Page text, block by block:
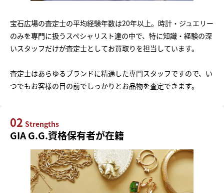
宝石広場の査定士の平均経験年数は20年以上。時計・ジュエリー
のみを専門に扱うスペシャリスト達の中で、特に知識・経験の深
いスタッフだけが査定士としてお買取りを担当しています。
査定士はあらゆるブランドに精通した専門スタッフですので、い
つでもお客様の目の前でしっかりとお品物を査定できます。
02 Strengths
GIA G.G.資格保有者が在籍